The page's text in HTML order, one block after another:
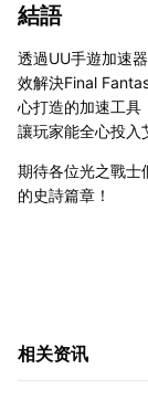
結語
透過UU手遊加速
效解決Final
心打造的加速工具
讓玩家能全心投入
期待各位光之戰士
的史詩篇章！
相关资讯